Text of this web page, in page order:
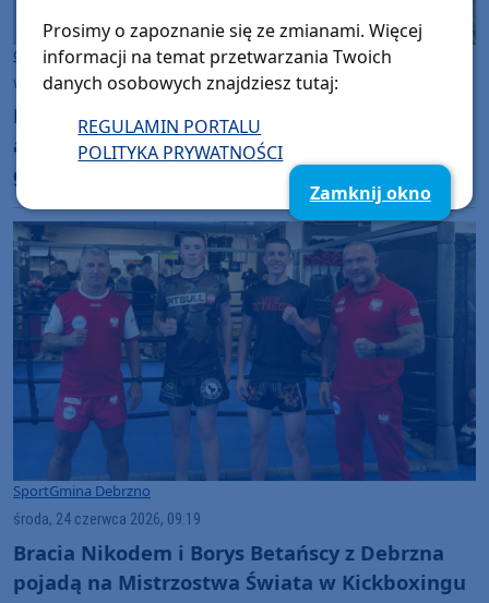
Gmina Debrzno
wtorek, 14 lipca 2026, 08:37
Burmistrz Debrzna Marta Urbańska z
absolutorium i wotum zaufania. Przy drugim
głosowaniu nie było jednomyślności
SportGmina Debrzno
środa, 24 czerwca 2026, 09:19
Bracia Nikodem i Borys Betańscy z Debrzna
pojadą na Mistrzostwa Świata w Kickboxingu
Prosimy o zapoznanie się ze zmianami. Więcej
informacji na temat przetwarzania Twoich
danych osobowych znajdziesz tutaj:
REGULAMIN PORTALU
POLITYKA PRYWATNOŚCI
Zamknij okno